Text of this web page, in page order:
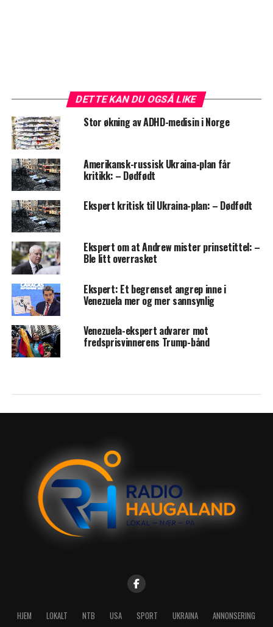
DETTE KAN DU OGSÅ LIKE
Stor økning av ADHD-medisin i Norge
Amerikansk-russisk Ukraina-plan får
kritikk: – Dødfødt
Ekspert kritisk til Ukraina-plan: – Dødfødt
Ekspert om at Andrew mister prinsetittel: –
Ble litt overrasket
Ekspert: Et begrenset angrep inne i
Venezuela mer og mer sannsynlig
Venezuela-ekspert advarer mot
fredsprisvinnerens Trump-bånd
HJEM LOKALT NTB USA SPORT UKRAINA
ANNONSERING